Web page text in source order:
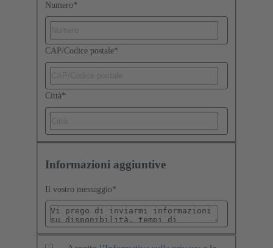
Numero*
CAP/Codice postale*
Città*
Informazioni aggiuntive
Il vostro messaggio*